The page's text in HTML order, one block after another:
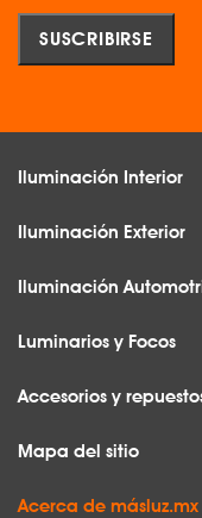
Iluminación Interior
Iluminación Exterior
Iluminación
Luminarios y Focos
Accesorios y
Mapa del sitio
Acerca de másluz.mx